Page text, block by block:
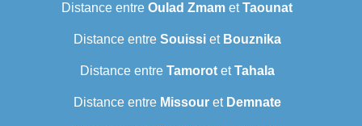
Distance entre Oulad Zmam etTaounat
Distance entre Souissiet Bouznika
Distance entre TamorotetTahala
Distance entre Missouret Demnate